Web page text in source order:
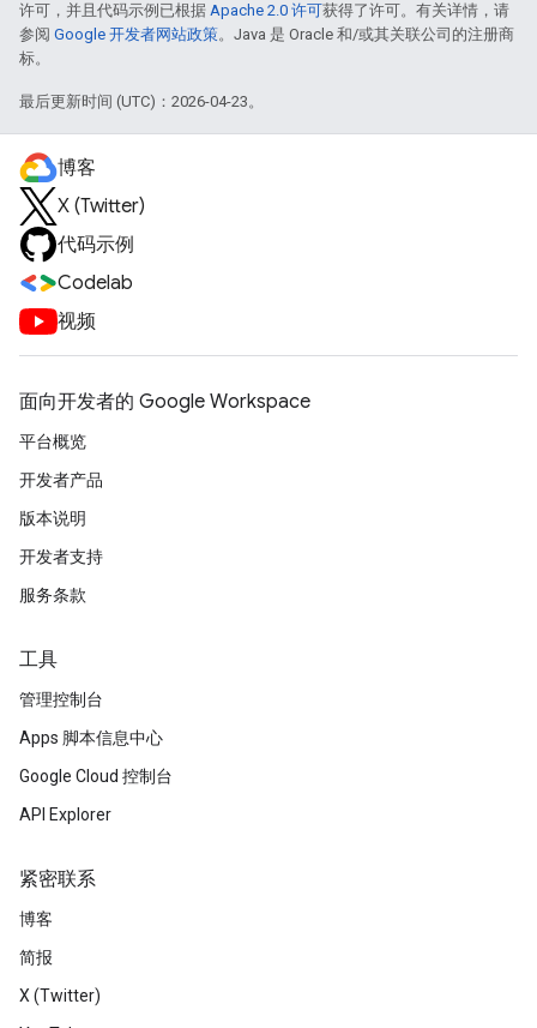
许可，并且代码示例已根据 Apache 2.0 许可获得了许可。有关详情，请
参阅 Google 开发者网站政策。Java 是 Oracle 和/或其关联公司的注册商
标。
最后更新时间 (UTC)：2026-04-23。
博客
X (Twitter)
代码示例
Codelab
视频
面向开发者的 Google Workspace
平台概览
开发者产品
版本说明
开发者支持
服务条款
工具
管理控制台
Apps 脚本信息中心
Google Cloud 控制台
API Explorer
紧密联系
博客
简报
X (Twitter)